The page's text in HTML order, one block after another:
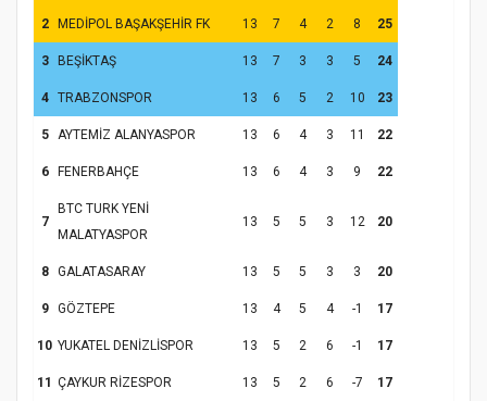
Samsun Atakum’da Yaz Kur’an Kursu
Kapanış Programı
2 MEDİPOL BAŞAKŞEHİR FK 13 7 4 2 8 25
3 BEŞİKTAŞ 13 7 3 3 5 24
4 TRABZONSPOR 13 6 5 2 10 23
5 AYTEMİZ ALANYASPOR 13 6 4 3 11 22
6 FENERBAHÇE 13 6 4 3 9 22
7
BTC TURK YENİ
MALATYASPOR
13 5 5 3 12 20
8 GALATASARAY 13 5 5 3 3 20
9 GÖZTEPE 13 4 5 4 -1 17
10 YUKATEL DENİZLİSPOR 13 5 2 6 -1 17
11 ÇAYKUR RİZESPOR 13 5 2 6 -7 17